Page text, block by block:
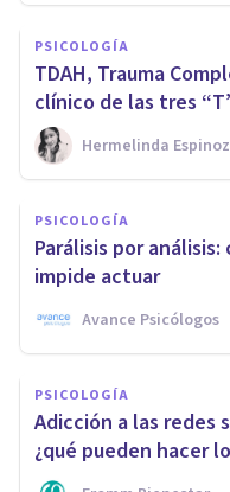
PSICOLOGÍA
TDAH, Trauma
clínico de las tres
Hermelinda
PSICOLOGÍA
Parálisis por
impide actuar
Avance Psicólogos
PSICOLOGÍA
Adicción a las redes
¿qué pueden hacer